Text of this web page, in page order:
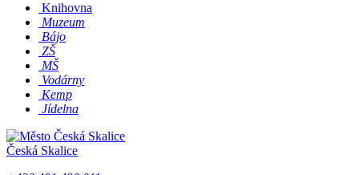
Knihovna
Muzeum
Bájo
ZŠ
MŠ
Vodárny
Kemp
Jídelna
Česká Skalice